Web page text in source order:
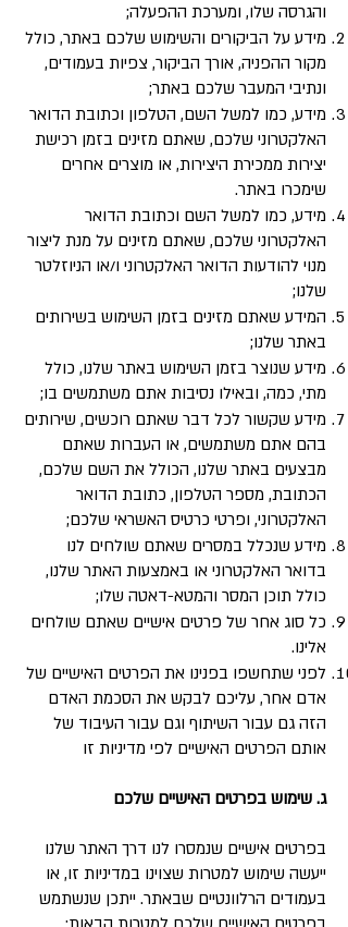
והגרסה שלו, ומערכת ההפעלה;
מידע על הביקורים והשימוש שלכם באתר, כולל
מקור ההפניה, אורך הביקור, צפיות בעמודים,
ונתיבי המעבר שלכם באתר;
מידע, כמו למשל השם, הטלפון וכתובת הדואר
האלקטרוני שלכם, שאתם מזינים בזמן רכישת
יצירות ממכירת היצירות, או מוצרים אחרים
שימכרו באתר.
מידע, כמו למשל השם וכתובת הדואר
האלקטרוני שלכם, שאתם מזינים על מנת ליצור
מנוי להודעות הדואר האלקטרוני ו/או הניוזלטר
שלנו;
המידע שאתם מזינים בזמן השימוש בשירותים
באתר שלנו;
מידע שנוצר בזמן השימוש באתר שלנו, כולל
מתי, כמה, ובאילו נסיבות אתם משתמשים בו;
מידע שקשור לכל דבר שאתם רוכשים, שירותים
בהם אתם משתמשים, או העברות שאתם
מבצעים באתר שלנו, הכולל את השם שלכם,
הכתובת, מספר הטלפון, כתובת הדואר
האלקטרוני, ופרטי כרטיס האשראי שלכם;
מידע שנכלל במסרים שאתם שולחים לנו
בדואר האלקטרוני או באמצעות האתר שלנו,
כולל תוכן המסר והמטא-דאטה שלו;
כל סוג אחר של פרטים אישיים שאתם שולחים
אלינו.
לפני שתחשפו בפנינו את הפרטים האישיים של
אדם אחר, עליכם לבקש את הסכמת האדם
הזה גם עבור השיתוף וגם עבור העיבוד של
אותם הפרטים האישיים לפי מדיניות זו
ג. שימוש בפרטים האישיים שלכם
בפרטים אישיים שנמסרו לנו דרך האתר שלנו
ייעשה שימוש למטרות שצוינו במדיניות זו, או
בעמודים הרלוונטיים שבאתר. ייתכן שנשתמש